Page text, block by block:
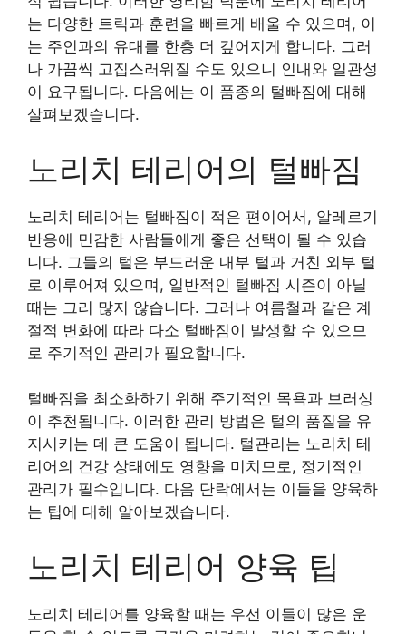
는 다양한 트릭과 훈련을 빠르게 배울 수 있으며, 이
는 주인과의 유대를 한층 더 깊어지게 합니다. 그러
나 가끔씩 고집스러워질 수도 있으니 인내와 일관성
이 요구됩니다. 다음에는 이 품종의 털빠짐에 대해
살펴보겠습니다.
노리치 테리어의 털빠짐
노리치 테리어는 털빠짐이 적은 편이어서, 알레르기
반응에 민감한 사람들에게 좋은 선택이 될 수 있습
니다. 그들의 털은 부드러운 내부 털과 거친 외부 털
로 이루어져 있으며, 일반적인 털빠짐 시즌이 아닐
때는 그리 많지 않습니다. 그러나 여름철과 같은 계
절적 변화에 따라 다소 털빠짐이 발생할 수 있으므
로 주기적인 관리가 필요합니다.
털빠짐을 최소화하기 위해 주기적인 목욕과 브러싱
이 추천됩니다. 이러한 관리 방법은 털의 품질을 유
지시키는 데 큰 도움이 됩니다. 털관리는 노리치 테
리어의 건강 상태에도 영향을 미치므로, 정기적인
관리가 필수입니다. 다음 단락에서는 이들을 양육하
는 팁에 대해 알아보겠습니다.
노리치 테리어 양육 팁
노리치 테리어를 양육할 때는 우선 이들이 많은 운